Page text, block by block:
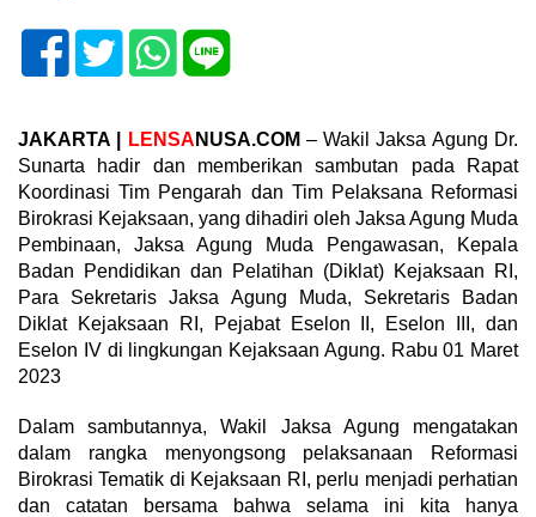
JAKARTA | LENSA NUSA.COM – Wakil Jaksa Agung Dr.
Sunarta hadir dan memberikan sambutan pada Rapat
Koordinasi Tim Pengarah dan Tim Pelaksana Reformasi
Birokrasi Kejaksaan, yang dihadiri oleh Jaksa Agung Muda
Pembinaan, Jaksa Agung Muda Pengawasan, Kepala
Badan Pendidikan dan Pelatihan (Diklat) Kejaksaan RI,
Para Sekretaris Jaksa Agung Muda, Sekretaris Badan
Diklat Kejaksaan RI, Pejabat Eselon II, Eselon III, dan
Eselon IV di lingkungan Kejaksaan Agung. Rabu 01 Maret
2023
Dalam sambutannya, Wakil Jaksa Agung mengatakan
dalam rangka menyongsong pelaksanaan Reformasi
Birokrasi Tematik di Kejaksaan RI, perlu menjadi perhatian
dan catatan bersama bahwa selama ini kita hanya